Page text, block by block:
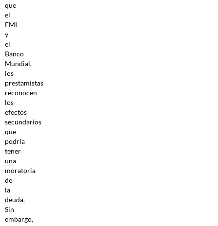
que
el
FMI
y
el
Banco
Mundial,
los
prestamistas
reconocen
los
efectos
secundarios
que
podría
tener
una
moratoria
de
la
deuda.
Sin
embargo,